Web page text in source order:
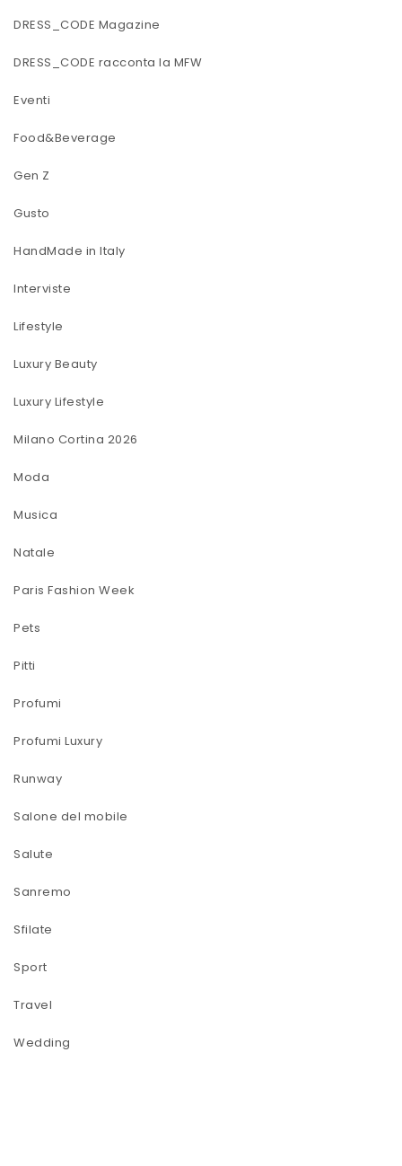
DRESS_CODE Magazine
DRESS_CODE racconta la MFW
Eventi
Food&Beverage
Gen Z
Gusto
HandMade in Italy
Interviste
Lifestyle
Luxury Beauty
Luxury Lifestyle
Milano Cortina 2026
Moda
Musica
Natale
Paris Fashion Week
Pets
Pitti
Profumi
Profumi Luxury
Runway
Salone del mobile
Salute
Sanremo
Sfilate
Sport
Travel
Wedding